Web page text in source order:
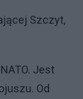
Szczyt,
Jest
Od